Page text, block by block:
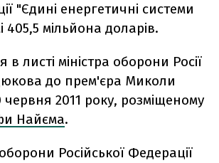
"Єдині енергетичні системи
405,5 мільйона доларів.
в листі міністра оборони Росії
до прем'єра Миколи
червня 2011 року, розміщеному
Найєма.
Російської Федерації